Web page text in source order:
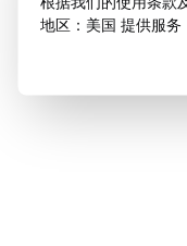
地区：美国 提供服务